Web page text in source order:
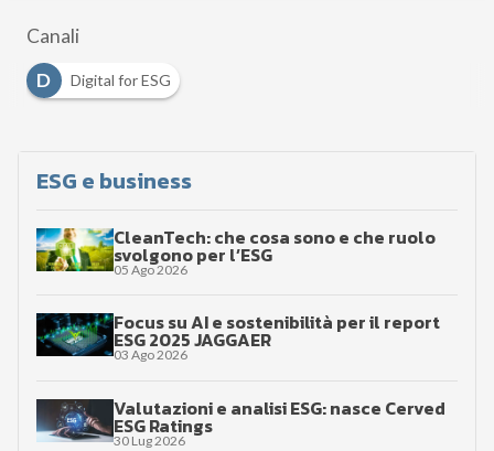
Canali
D
Digital for ESG
ESG e business
CleanTech: che cosa sono e che ruolo
svolgono per l’ESG
05 Ago 2026
Focus su AI e sostenibilità per il report
ESG 2025 JAGGAER
03 Ago 2026
Valutazioni e analisi ESG: nasce Cerved
ESG Ratings
30 Lug 2026